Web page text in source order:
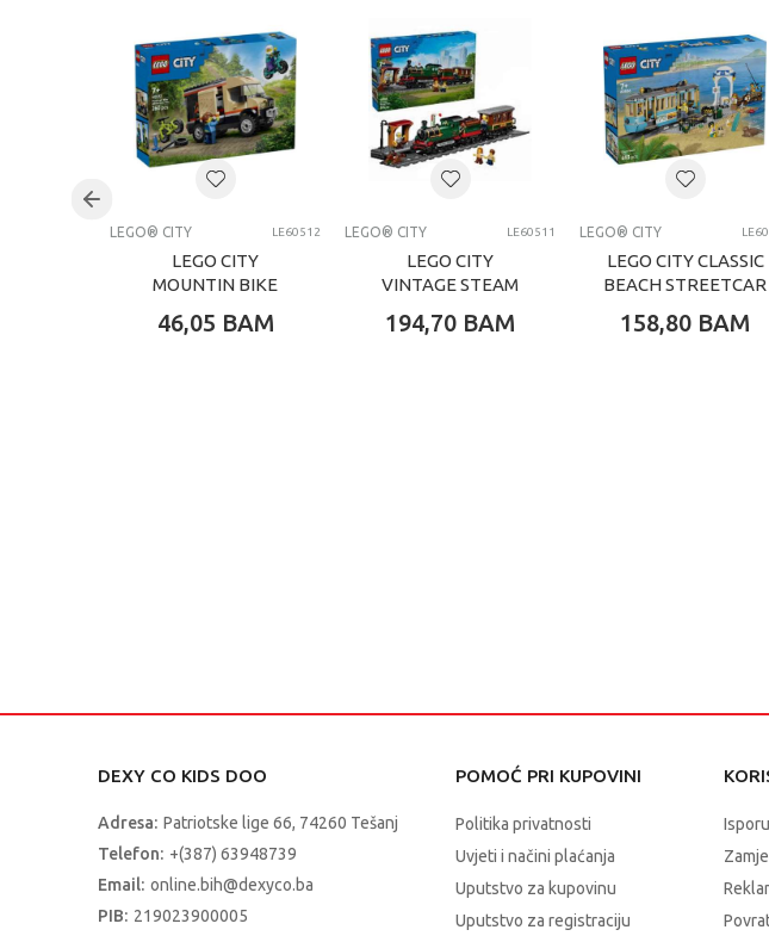
Pol Dječaci
Uzrast 4-6 G
Brend LEGO® kocke
LEGO® CITY LE60512
LEGO CITY
MOUNTIN BIKE
46,05 BAM
LEGO® CITY LE60511
LEGO CITY
VINTAGE STEAM
194,70 BAM
LEGO® CITY
LEGO CITY CLASSIC
BEACH STREETCAR
158,80 BAM
DEXY CO KIDS DOO
Adresa: Patriotske lige 66, 74260 Tešanj
Telefon: +(387) 63948739
Email: online.bih@dexyco.ba
PIB: 219023900005
POMOĆ PRI KUPOVINI
Politika privatnosti
Uvjeti i načini plaćanja
Uputstvo za kupovinu
Uputstvo za registraciju